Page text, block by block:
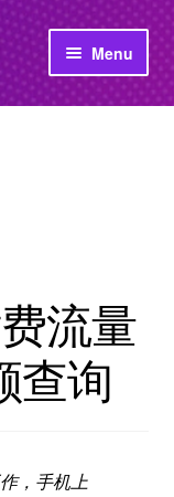
Menu
流量
查询
，手机上